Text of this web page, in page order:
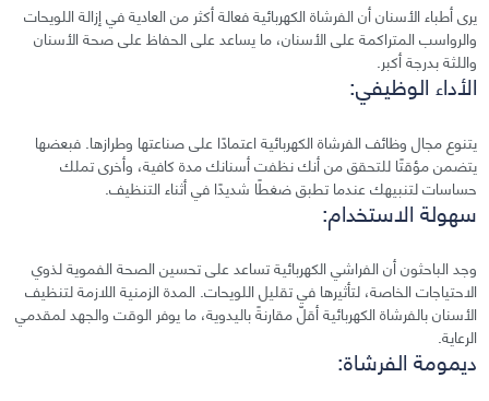
يرى أطباء الأسنان أن الفرشاة الكهربائية فعالة أكثر من العادية في إزالة اللويحات
والرواسب المتراكمة على الأسنان، ما يساعد على الحفاظ على صحة الأسنان
واللثة بدرجة أكبر.
الأداء الوظيفي:
يتنوع مجال وظائف الفرشاة الكهربائية اعتمادًا على صناعتها وطرازها. فبعضها
يتضمن مؤقتًا للتحقق من أنك نظفت أسنانك مدة كافية، وأخرى تملك
حساسات لتنبيهك عندما تطبق ضغطًا شديدًا في أثناء التنظيف.
سهولة الاستخدام:
وجد الباحثون أن الفراشي الكهربائية تساعد على تحسين الصحة الفموية لذوي
الاحتياجات الخاصة، لتأثيرها في تقليل اللويحات. المدة الزمنية اللازمة لتنظيف
الأسنان بالفرشاة الكهربائية أقلّ مقارنةً باليدوية، ما يوفر الوقت والجهد لمقدمي
الرعاية.
ديمومة الفرشاة: